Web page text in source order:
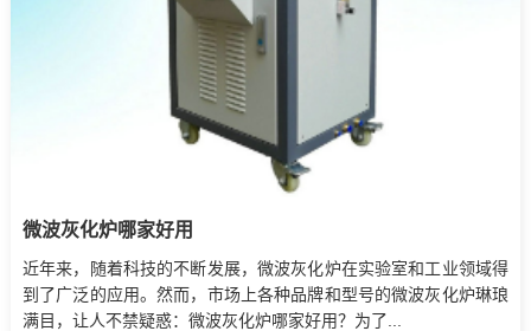
微波灰化炉哪家好用
近年来，随着科技的不断发展，微波灰化炉在实验室和工业领域得
到了广泛的应用。然而，市场上各种品牌和型号的微波灰化炉琳琅
满目，让人不禁疑惑：微波灰化炉哪家好用？为了...